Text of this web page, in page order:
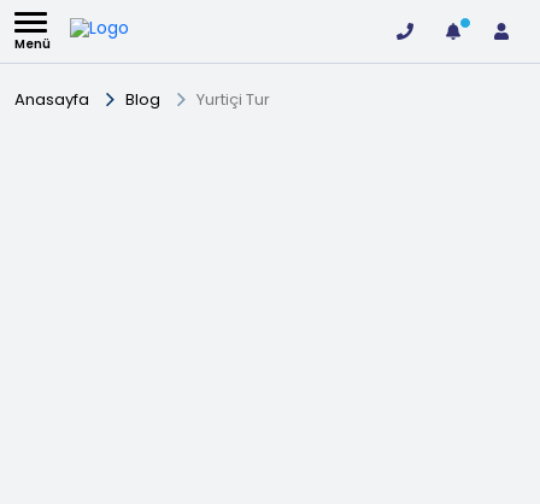
Menü
Anasayfa Blog Yurtiçi Tur